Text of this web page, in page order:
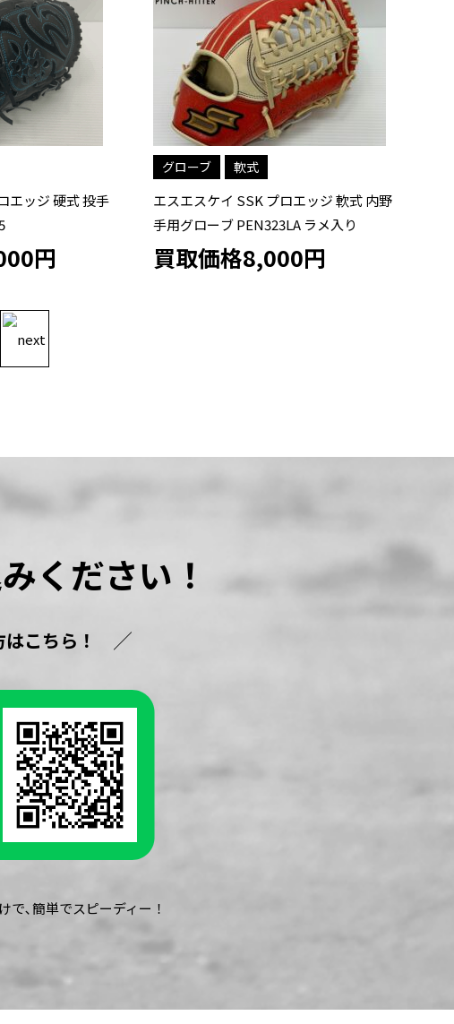
エッジ 軟式 内野
ラメ入り
円
グローブ 硬式
エスエスケイ SSK プロエッジシリーズ B
硬式 投手用グローブ PKB715
買取価格19,500円
ください！
こちら！
で､簡単でスピーディー！